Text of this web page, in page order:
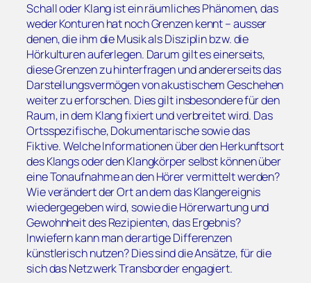
Schall oder Klang ist ein räumliches Phänomen, das
weder Konturen hat noch Grenzen kennt – ausser
denen, die ihm die Musik als Disziplin bzw. die
Hörkulturen auferlegen. Darum gilt es einerseits,
diese Grenzen zu hinterfragen und andererseits das
Darstellungsvermögen von akustischem Geschehen
weiter zu erforschen. Dies gilt insbesondere für den
Raum, in dem Klang fixiert und verbreitet wird. Das
Ortsspezifische, Dokumentarische sowie das
Fiktive. Welche Informationen über den Herkunftsort
des Klangs oder den Klangkörper selbst können über
eine Tonaufnahme an den Hörer vermittelt werden?
Wie verändert der Ort an dem das Klangereignis
wiedergegeben wird, sowie die Hörerwartung und
Gewohnheit des Rezipienten, das Ergebnis?
Inwiefern kann man derartige Differenzen
künstlerisch nutzen? Dies sind die Ansätze, für die
sich das Netzwerk Transborder engagiert.